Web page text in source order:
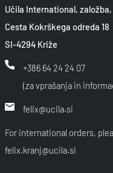
Učila International,
Cesta Kokrškega odreda 18
SI-4294 Križe
+386 64 24 24 07
(za vprašanja in
felix@ucila.si
For international orders,
felix.kranj@ucila.si